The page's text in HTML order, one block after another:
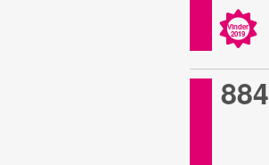
Vinder
2019
884